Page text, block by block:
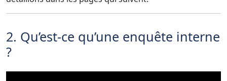
2. Qu’est-ce qu’une enquête interne
?